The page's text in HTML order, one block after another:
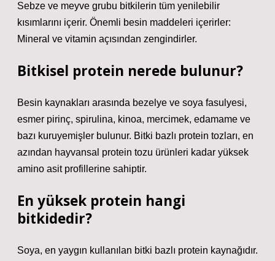
Sebze ve meyve grubu bitkilerin tüm yenilebilir
kısımlarını içerir. Önemli besin maddeleri içerirler:
Mineral ve vitamin açısından zengindirler.
Bitkisel protein nerede bulunur?
Besin kaynakları arasında bezelye ve soya fasulyesi,
esmer pirinç, spirulina, kinoa, mercimek, edamame ve
bazı kuruyemişler bulunur. Bitki bazlı protein tozları, en
azından hayvansal protein tozu ürünleri kadar yüksek
amino asit profillerine sahiptir.
En yüksek protein hangi
bitkidedir?
Soya, en yaygın kullanılan bitki bazlı protein kaynağıdır.